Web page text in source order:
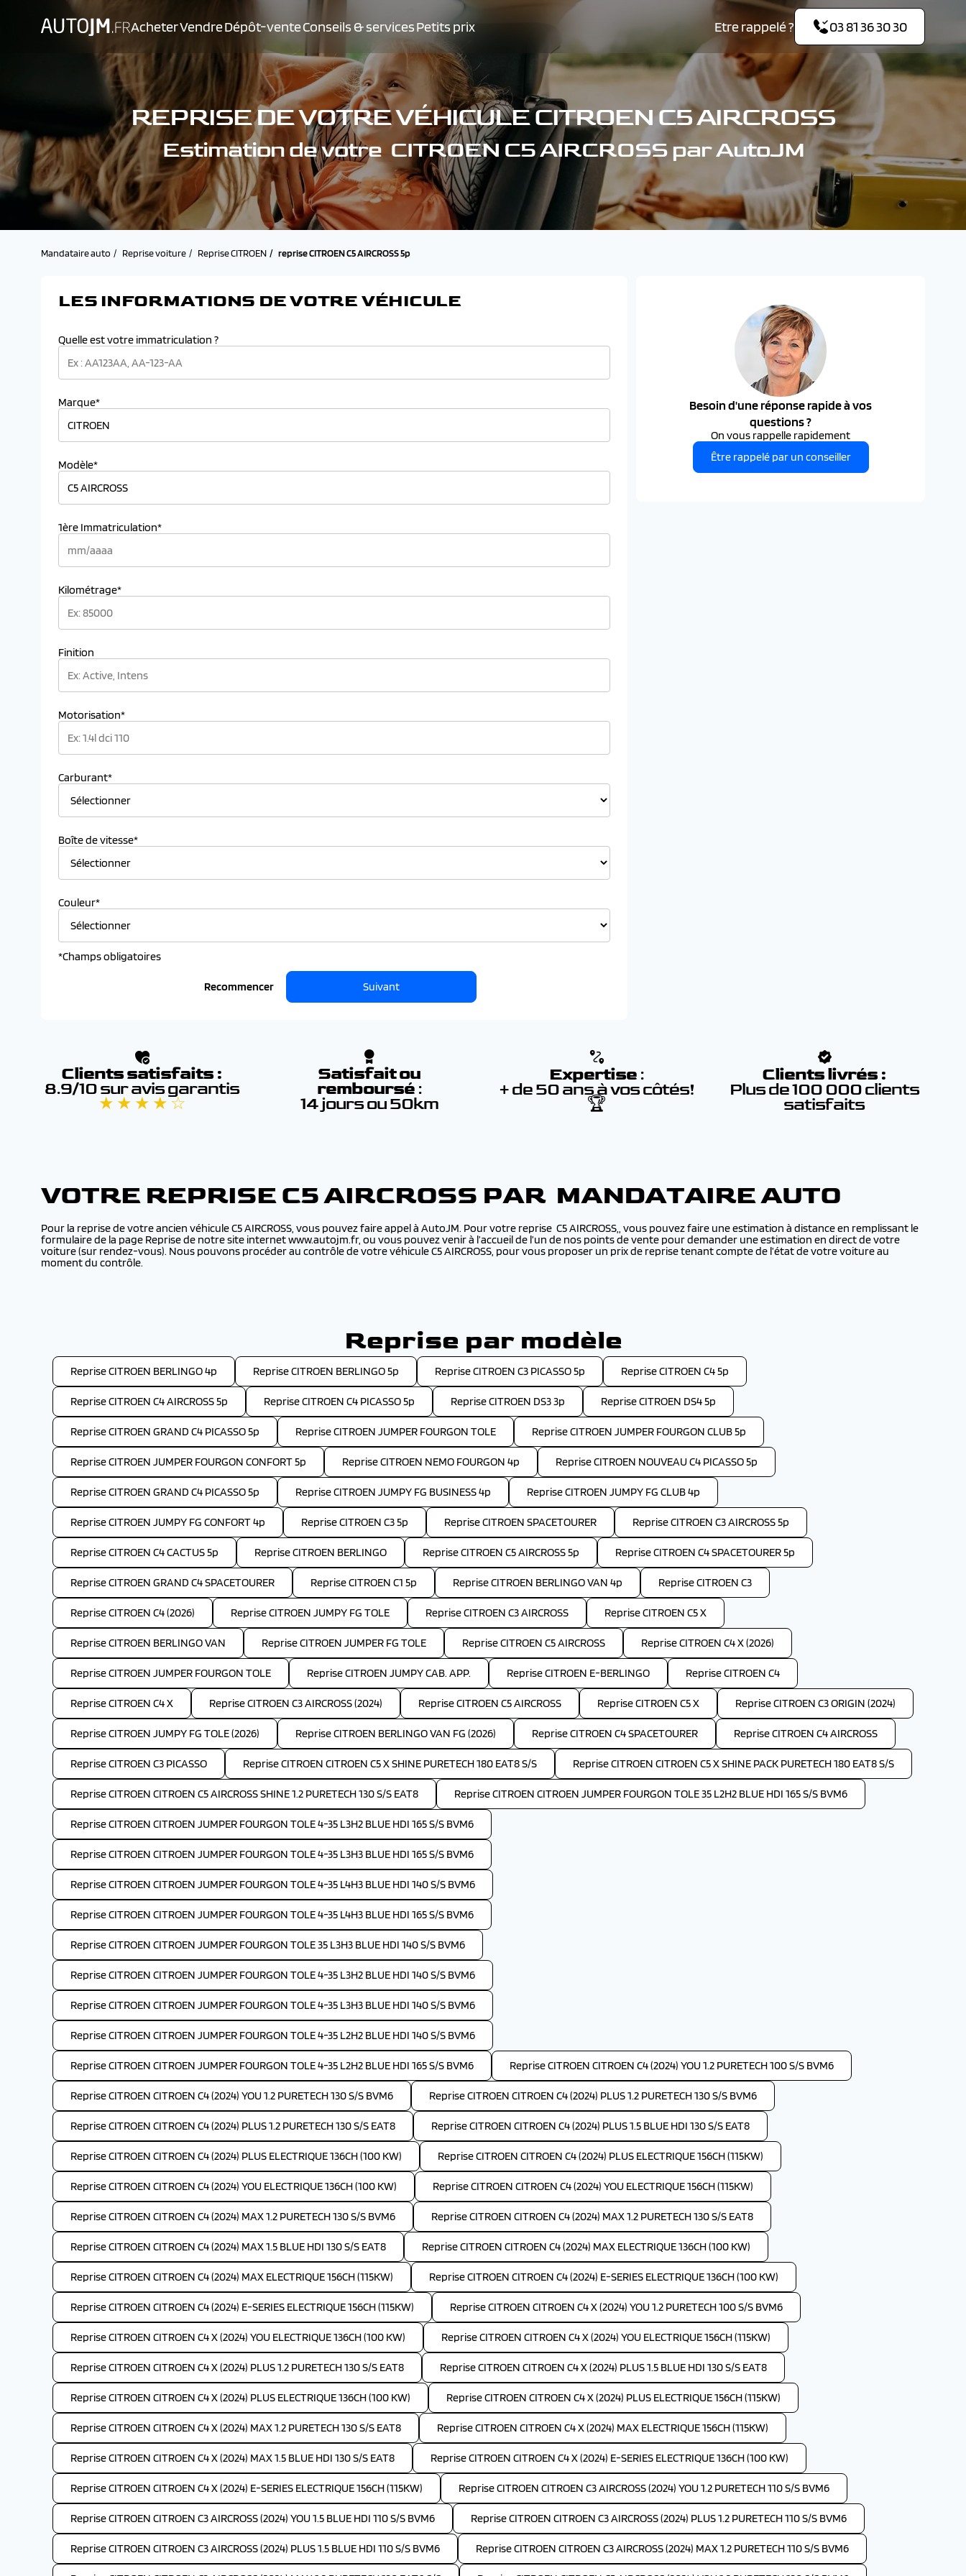
AcheterVendreDépôt-venteConseils & servicesPetits prix Etre rappelé ? 03 81 36 30 30
REPRISE DE VOTRE VÉHICULE CITROEN C5 AIRCROSS
Estimation de votre CITROEN C5 AIRCROSS par AutoJM
Mandataire auto Reprise voiture Reprise CITROEN reprise CITROEN C5 AIRCROSS 5p
LES INFORMATIONS DE VOTRE VÉHICULE
Quelle est votre immatriculation ?
Marque*
Modèle*
1ère Immatriculation*
Kilométrage*
Finition
Motorisation*
Carburant*
Boîte de vitesse*
Couleur*
*Champs obligatoires
Recommencer Suivant
Besoin d'une réponse rapide à vos
questions ?
On vous rappelle rapidement
Être rappelé par un conseiller
Clients satisfaits :
8.9/10 sur avis garantis
★ ★ ★ ★ ☆
Satisfait ou
remboursé :
14 jours ou 50km
Expertise :
+ de 50 ans à vos côtés!
🏆
Clients livrés :
Plus de 100 000 clients
satisfaits
VOTRE REPRISE C5 AIRCROSS PAR MANDATAIRE AUTO
Pour la reprise de votre ancien véhicule C5 AIRCROSS, vous pouvez faire appel à AutoJM. Pour votre reprise C5 AIRCROSS,, vous pouvez faire une estimation à distance en remplissant le
formulaire de la page Reprise de notre site internet www.autojm.fr, ou vous pouvez venir à l’accueil de l’un de nos points de vente pour demander une estimation en direct de votre
voiture (sur rendez-vous). Nous pouvons procéder au contrôle de votre véhicule C5 AIRCROSS, pour vous proposer un prix de reprise tenant compte de l’état de votre voiture au
moment du contrôle.
Reprise par modèle
Reprise CITROEN BERLINGO 4p Reprise CITROEN BERLINGO 5p Reprise CITROEN C3 PICASSO 5p Reprise CITROEN C4 5p
Reprise CITROEN C4 AIRCROSS 5p Reprise CITROEN C4 PICASSO 5p Reprise CITROEN DS3 3p Reprise CITROEN DS4 5p
Reprise CITROEN GRAND C4 PICASSO 5p Reprise CITROEN JUMPER FOURGON TOLE Reprise CITROEN JUMPER FOURGON CLUB 5p
Reprise CITROEN JUMPER FOURGON CONFORT 5p Reprise CITROEN NEMO FOURGON 4p Reprise CITROEN NOUVEAU C4 PICASSO 5p
Reprise CITROEN GRAND C4 PICASSO 5p Reprise CITROEN JUMPY FG BUSINESS 4p Reprise CITROEN JUMPY FG CLUB 4p
Reprise CITROEN JUMPY FG CONFORT 4p Reprise CITROEN C3 5p Reprise CITROEN SPACETOURER Reprise CITROEN C3 AIRCROSS 5p
Reprise CITROEN C4 CACTUS 5p Reprise CITROEN BERLINGO Reprise CITROEN C5 AIRCROSS 5p Reprise CITROEN C4 SPACETOURER 5p
Reprise CITROEN GRAND C4 SPACETOURER Reprise CITROEN C1 5p Reprise CITROEN BERLINGO VAN 4p Reprise CITROEN C3
Reprise CITROEN C4 (2026) Reprise CITROEN JUMPY FG TOLE Reprise CITROEN C3 AIRCROSS Reprise CITROEN C5 X
Reprise CITROEN BERLINGO VAN Reprise CITROEN JUMPER FG TOLE Reprise CITROEN C5 AIRCROSS Reprise CITROEN C4 X (2026)
Reprise CITROEN JUMPER FOURGON TOLE Reprise CITROEN JUMPY CAB. APP. Reprise CITROEN E-BERLINGO Reprise CITROEN C4
Reprise CITROEN C4 X Reprise CITROEN C3 AIRCROSS (2024) Reprise CITROEN C5 AIRCROSS Reprise CITROEN C5 X Reprise CITROEN C3 ORIGIN (2024)
Reprise CITROEN JUMPY FG TOLE (2026) Reprise CITROEN BERLINGO VAN FG (2026) Reprise CITROEN C4 SPACETOURER Reprise CITROEN C4 AIRCROSS
Reprise CITROEN C3 PICASSO Reprise CITROEN CITROEN C5 X SHINE PURETECH 180 EAT8 S/S Reprise CITROEN CITROEN C5 X SHINE PACK PURETECH 180 EAT8 S/S
Reprise CITROEN CITROEN C5 AIRCROSS SHINE 1.2 PURETECH 130 S/S EAT8 Reprise CITROEN CITROEN JUMPER FOURGON TOLE 35 L2H2 BLUE HDI 165 S/S BVM6
Reprise CITROEN CITROEN JUMPER FOURGON TOLE 4-35 L3H2 BLUE HDI 165 S/S BVM6
Reprise CITROEN CITROEN JUMPER FOURGON TOLE 4-35 L3H3 BLUE HDI 165 S/S BVM6
Reprise CITROEN CITROEN JUMPER FOURGON TOLE 4-35 L4H3 BLUE HDI 140 S/S BVM6
Reprise CITROEN CITROEN JUMPER FOURGON TOLE 4-35 L4H3 BLUE HDI 165 S/S BVM6
Reprise CITROEN CITROEN JUMPER FOURGON TOLE 35 L3H3 BLUE HDI 140 S/S BVM6
Reprise CITROEN CITROEN JUMPER FOURGON TOLE 4-35 L3H2 BLUE HDI 140 S/S BVM6
Reprise CITROEN CITROEN JUMPER FOURGON TOLE 4-35 L3H3 BLUE HDI 140 S/S BVM6
Reprise CITROEN CITROEN JUMPER FOURGON TOLE 4-35 L2H2 BLUE HDI 140 S/S BVM6
Reprise CITROEN CITROEN JUMPER FOURGON TOLE 4-35 L2H2 BLUE HDI 165 S/S BVM6 Reprise CITROEN CITROEN C4 (2024) YOU 1.2 PURETECH 100 S/S BVM6
Reprise CITROEN CITROEN C4 (2024) YOU 1.2 PURETECH 130 S/S BVM6 Reprise CITROEN CITROEN C4 (2024) PLUS 1.2 PURETECH 130 S/S BVM6
Reprise CITROEN CITROEN C4 (2024) PLUS 1.2 PURETECH 130 S/S EAT8 Reprise CITROEN CITROEN C4 (2024) PLUS 1.5 BLUE HDI 130 S/S EAT8
Reprise CITROEN CITROEN C4 (2024) PLUS ELECTRIQUE 136CH (100 KW) Reprise CITROEN CITROEN C4 (2024) PLUS ELECTRIQUE 156CH (115KW)
Reprise CITROEN CITROEN C4 (2024) YOU ELECTRIQUE 136CH (100 KW) Reprise CITROEN CITROEN C4 (2024) YOU ELECTRIQUE 156CH (115KW)
Reprise CITROEN CITROEN C4 (2024) MAX 1.2 PURETECH 130 S/S BVM6 Reprise CITROEN CITROEN C4 (2024) MAX 1.2 PURETECH 130 S/S EAT8
Reprise CITROEN CITROEN C4 (2024) MAX 1.5 BLUE HDI 130 S/S EAT8 Reprise CITROEN CITROEN C4 (2024) MAX ELECTRIQUE 136CH (100 KW)
Reprise CITROEN CITROEN C4 (2024) MAX ELECTRIQUE 156CH (115KW) Reprise CITROEN CITROEN C4 (2024) E-SERIES ELECTRIQUE 136CH (100 KW)
Reprise CITROEN CITROEN C4 (2024) E-SERIES ELECTRIQUE 156CH (115KW) Reprise CITROEN CITROEN C4 X (2024) YOU 1.2 PURETECH 100 S/S BVM6
Reprise CITROEN CITROEN C4 X (2024) YOU ELECTRIQUE 136CH (100 KW) Reprise CITROEN CITROEN C4 X (2024) YOU ELECTRIQUE 156CH (115KW)
Reprise CITROEN CITROEN C4 X (2024) PLUS 1.2 PURETECH 130 S/S EAT8 Reprise CITROEN CITROEN C4 X (2024) PLUS 1.5 BLUE HDI 130 S/S EAT8
Reprise CITROEN CITROEN C4 X (2024) PLUS ELECTRIQUE 136CH (100 KW) Reprise CITROEN CITROEN C4 X (2024) PLUS ELECTRIQUE 156CH (115KW)
Reprise CITROEN CITROEN C4 X (2024) MAX 1.2 PURETECH 130 S/S EAT8 Reprise CITROEN CITROEN C4 X (2024) MAX ELECTRIQUE 156CH (115KW)
Reprise CITROEN CITROEN C4 X (2024) MAX 1.5 BLUE HDI 130 S/S EAT8 Reprise CITROEN CITROEN C4 X (2024) E-SERIES ELECTRIQUE 136CH (100 KW)
Reprise CITROEN CITROEN C4 X (2024) E-SERIES ELECTRIQUE 156CH (115KW) Reprise CITROEN CITROEN C3 AIRCROSS (2024) YOU 1.2 PURETECH 110 S/S BVM6
Reprise CITROEN CITROEN C3 AIRCROSS (2024) YOU 1.5 BLUE HDI 110 S/S BVM6 Reprise CITROEN CITROEN C3 AIRCROSS (2024) PLUS 1.2 PURETECH 110 S/S BVM6
Reprise CITROEN CITROEN C3 AIRCROSS (2024) PLUS 1.5 BLUE HDI 110 S/S BVM6 Reprise CITROEN CITROEN C3 AIRCROSS (2024) MAX 1.2 PURETECH 110 S/S BVM6